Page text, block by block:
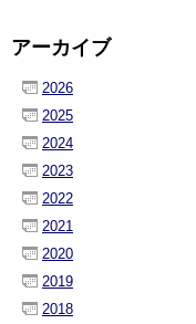
アーカイブ
2026
2025
2024
2023
2022
2021
2020
2019
2018